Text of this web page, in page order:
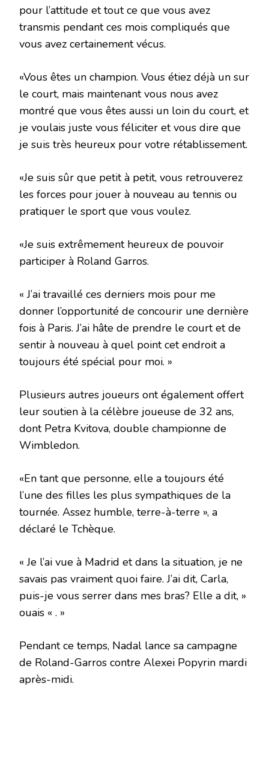
pour l’attitude et tout ce que vous avez
transmis pendant ces mois compliqués que
vous avez certainement vécus.
«Vous êtes un champion. Vous étiez déjà un sur
le court, mais maintenant vous nous avez
montré que vous êtes aussi un loin du court, et
je voulais juste vous féliciter et vous dire que
je suis très heureux pour votre rétablissement.
«Je suis sûr que petit à petit, vous retrouverez
les forces pour jouer à nouveau au tennis ou
pratiquer le sport que vous voulez.
«Je suis extrêmement heureux de pouvoir
participer à Roland Garros.
« J’ai travaillé ces derniers mois pour me
donner l’opportunité de concourir une dernière
fois à Paris. J’ai hâte de prendre le court et de
sentir à nouveau à quel point cet endroit a
toujours été spécial pour moi. »
Plusieurs autres joueurs ont également offert
leur soutien à la célèbre joueuse de 32 ans,
dont Petra Kvitova, double championne de
Wimbledon.
«En tant que personne, elle a toujours été
l’une des filles les plus sympathiques de la
tournée. Assez humble, terre-à-terre », a
déclaré le Tchèque.
« Je l’ai vue à Madrid et dans la situation, je ne
savais pas vraiment quoi faire. J’ai dit, Carla,
puis-je vous serrer dans mes bras? Elle a dit, »
ouais « . »
Pendant ce temps, Nadal lance sa campagne
de Roland-Garros contre Alexei Popyrin mardi
après-midi.